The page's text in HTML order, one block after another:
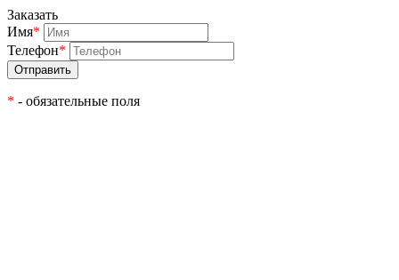
Заказать
Имя*
Телефон*
* - обязательные поля